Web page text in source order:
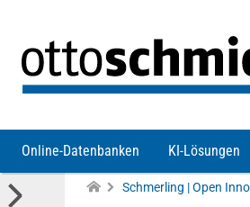
Online-Datenbanken KI-Lösungen